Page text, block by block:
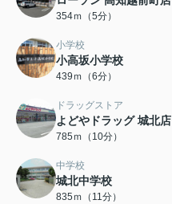
354ｍ（5分）
小学校
小高坂小学校
439ｍ（6分）
ドラッグストア
よどやドラッグ 城北店
785ｍ（10分）
中学校
城北中学校
835ｍ（11分）